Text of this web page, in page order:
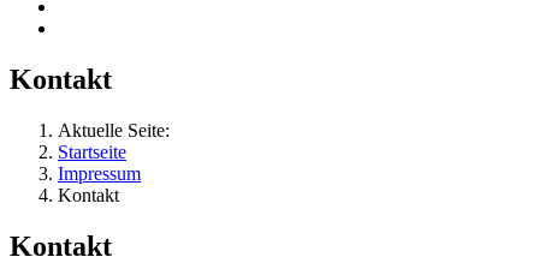
Kontakt
Aktuelle Seite:
Startseite
Impressum
Kontakt
Kontakt